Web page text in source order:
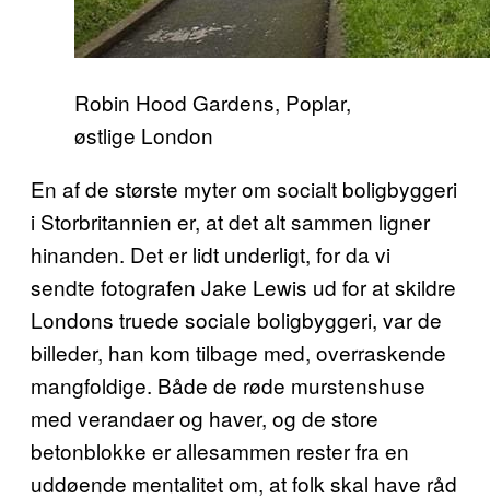
Robin Hood Gardens, Poplar,
østlige London
En af de største myter om socialt boligbyggeri
i Storbritannien er, at det alt sammen ligner
hinanden. Det er lidt underligt, for da vi
sendte fotografen Jake Lewis ud for at skildre
Londons truede sociale boligbyggeri, var de
billeder, han kom tilbage med, overraskende
mangfoldige. Både de røde murstenshuse
med verandaer og haver, og de store
betonblokke er allesammen rester fra en
uddøende mentalitet om, at folk skal have råd